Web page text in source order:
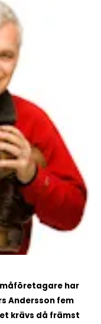
har
Andersson fem
krävs då främst